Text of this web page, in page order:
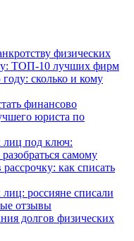
физических
ТОП-10 лучших фирм
сколько и кому
финансово
юриста по
лиц под ключ:
самому
как списать
россияне списали
отзывы
долгов физических